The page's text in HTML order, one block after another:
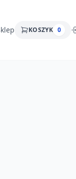
KOSZYK 0